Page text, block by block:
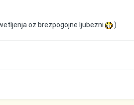
oz brezpogojne ljubezni )